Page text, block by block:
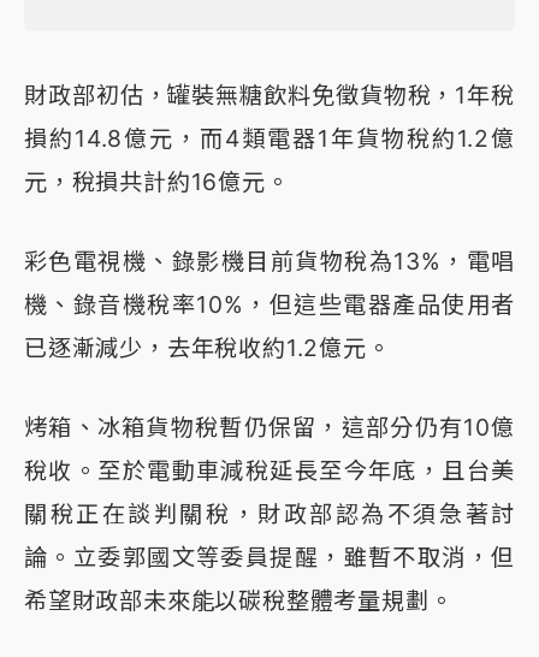
財政部初估，罐裝無糖飲料免徵貨物稅，1年稅
損約14.8億元，而4類電器1年貨物稅約1.2億
元，稅損共計約16億元。
彩色電視機、錄影機目前貨物稅為13%，電唱
機、錄音機稅率10%，但這些電器產品使用者
已逐漸減少，去年稅收約1.2億元。
烤箱、冰箱貨物稅暫仍保留，這部分仍有10億
稅收。至於電動車減稅延長至今年底，且台美
關稅正在談判關稅，財政部認為不須急著討
論。立委郭國文等委員提醒，雖暫不取消，但
希望財政部未來能以碳稅整體考量規劃。